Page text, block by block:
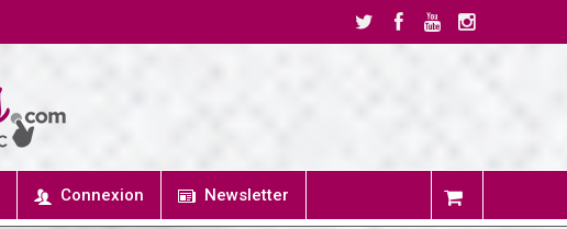
Connexion Newsletter